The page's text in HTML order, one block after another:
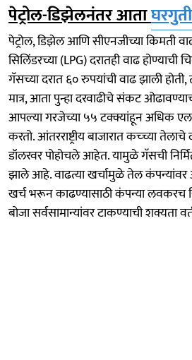
पेट्रोल-डिझेलनंतर आता
पेट्रोल, डिझेल आणि सीएनजीच्या किमती
सिलिंडरच्या (LPG) दरातही वाढ होण्याची
गॅसच्या दरात ६० रुपयांची वाढ झाली होती,
मात्र, आता पुन्हा दरवाढीचे संकट
आपल्या गरजेच्या ५५ टक्क्यांहून अधिक
करतो. आंतरराष्ट्रीय बाजारात कच्च्या
डॉलरवर पोहोचले आहेत. यामुळे गॅसची
झाले आहे. वाढत्या खर्चामुळे तेल
खर्च भरून काढण्यासाठी कंपन्या लवकरच
बोजा सर्वसामान्यांवर टाकण्याची शक्यता